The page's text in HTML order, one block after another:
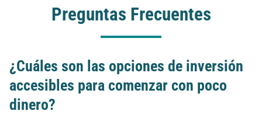
Preguntas Frecuentes
¿Cuáles son las opciones de inversión
accesibles para comenzar con poco
dinero?